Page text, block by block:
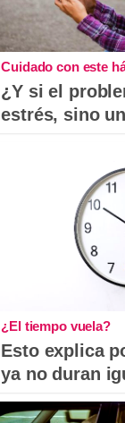
Cuidado con este
¿Y si el
estrés, sino
¿El tiempo vuela?
Esto explica
ya no duran